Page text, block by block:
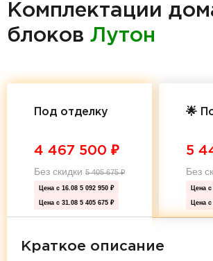
Комплектации
блоков Лутон
Под отделку
4 467 500 ₽
Без скидки 5 405 675₽
Цена с 16.08 5 092 950 ₽
Цена с 31.08 5 405 675 ₽
🌟
5
Без
Цена
Цена
Краткое описание